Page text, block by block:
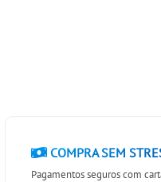
COMPRA SEM
Pagamentos seguros com